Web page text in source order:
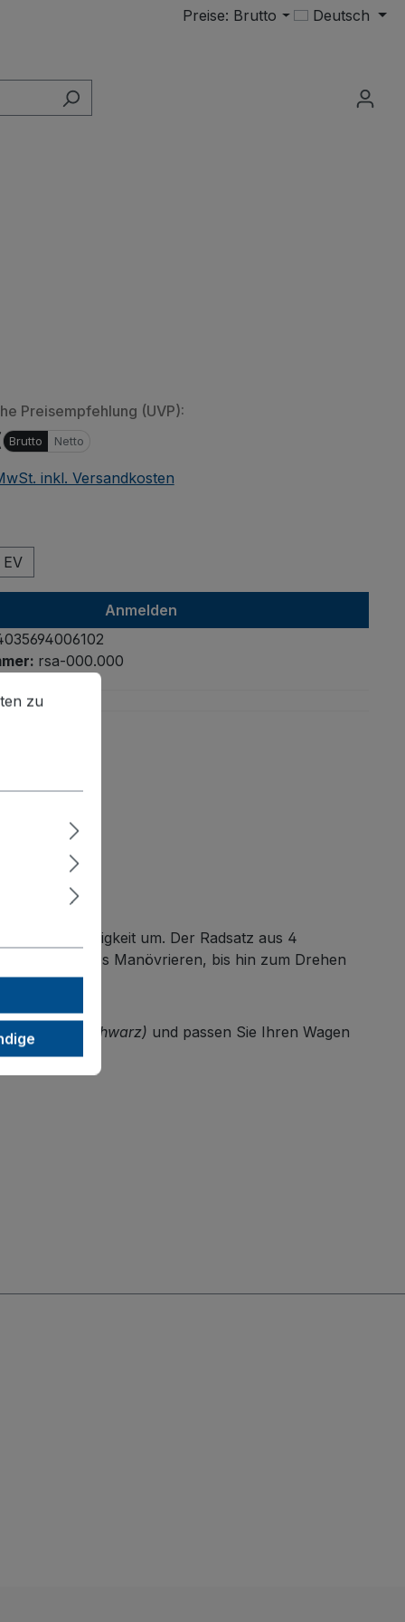
Preise: Brutto Deutsch
Preisempfehlung (UVP):
Brutto Netto
inkl. Versandkosten
EV
Anmelden
rsa-000.000
Wendigkeit um. Der Radsatz aus 4
leichtes Manövrieren, bis hin zum Drehen
(schwarz) und passen Sie Ihren Wagen
zu können.
Mehr Informationen ...
zu